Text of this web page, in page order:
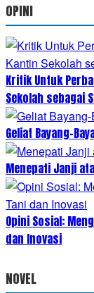
OPINI
Kritik Untuk
Sekolah sebagai
Geliat Bayang-
Menepati Janji
Opini Sosial:
dan Inovasi
NOVEL